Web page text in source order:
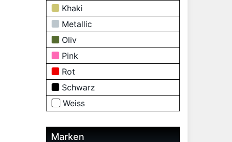
Khaki
Metallic
Oliv
Pink
Rot
Schwarz
Weiss
Marken